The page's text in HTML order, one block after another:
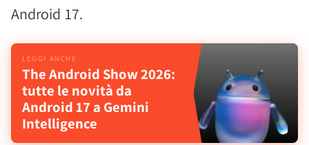
Android 17.
The Android Show 2026:
tutte le novità da
Android 17 a Gemini
Intelligence